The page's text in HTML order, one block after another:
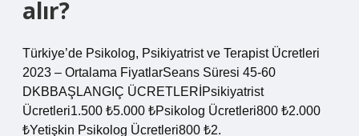
alır?
Türkiye’de Psikolog, Psikiyatrist ve Terapist Ücretleri
2023 – Ortalama FiyatlarSeans Süresi 45-60
DKBBAŞLANGIÇ ÜCRETLERİPsikiyatrist
Ücretleri1.500 ₺5.000 ₺Psikolog Ücretleri800 ₺2.000
₺Yetişkin Psikolog Ücretleri800 ₺2.